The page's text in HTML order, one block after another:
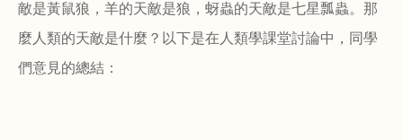
敵是黃鼠狼，羊的天敵是狼，蚜蟲的天敵是七星瓢蟲。那
麼人類的天敵是什麼？以下是在人類學課堂討論中，同學
們意見的總結：